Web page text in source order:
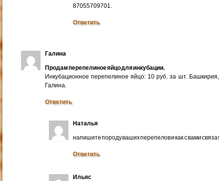
87055709701.
Ответить
Галина
Продам перепелиное яйцо для инкубации.
Инкубационное перепелиное яйцо: 10 руб. за шт.
Галина.
Ответить
Наталья
напишите породу ваших перепелов и как с вами
Ответить
Ильяс